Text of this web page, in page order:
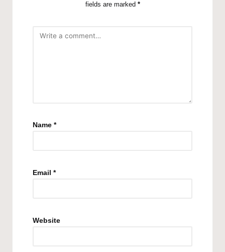
fields are marked *
Name *
Email *
Website